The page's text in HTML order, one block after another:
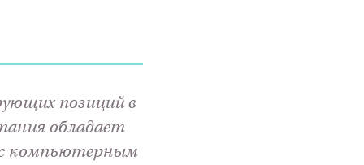
позиций в
обладает
с компьютерным